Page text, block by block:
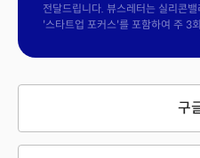
전달드립니다. 뷰스레터는 실리콘
'스타트업 포커스'를 포함하여 주 3
구